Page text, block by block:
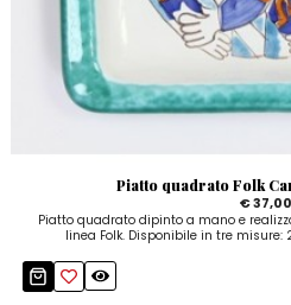
Piatto quadrato Folk
€ 37,00
Piatto quadrato dipinto a mano e
linea Folk. Disponibile in tre misure: